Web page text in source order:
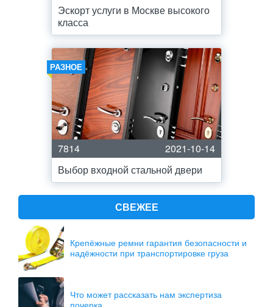
Эскорт услуги в Москве высокого
класса
РАЗНОЕ
7814
2021-10-14
Выбор входной стальной двери
СВЕЖЕЕ
Крепёжные ремни гарантия безопасности и
надёжности при транспортировке груза
Что может рассказать нам экспертиза